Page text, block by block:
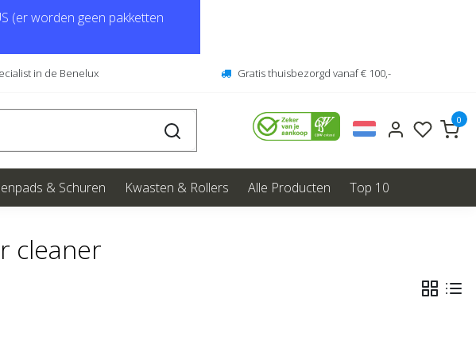
(er worden geen pakketten
in de Benelux Gratis thuisbezorgd vanaf € 100,-
0
& Schuren Kwasten & Rollers Alle Producten Top 10
cleaner